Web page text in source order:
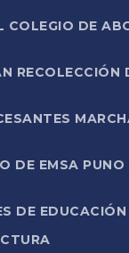
COLEGIO DE
DE EMSA
DE